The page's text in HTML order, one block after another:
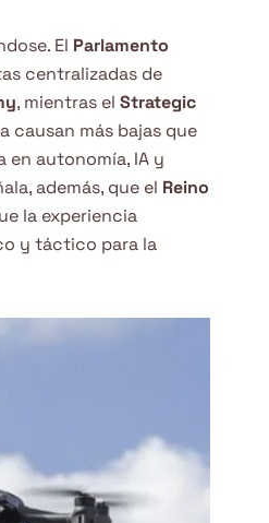
El Parlamento
centralizadas de
, mientras el Strategic
causan más bajas que
autonomía, IA y
además, que el Reino
la experiencia
y táctico para la